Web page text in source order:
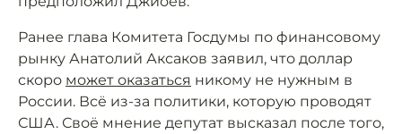
Ранее глава Комитета Госдумы по финансовому
рынку Анатолий Аксаков заявил, что доллар
скоро может оказаться никому не нужным в
России. Всё из-за политики, которую проводят
США. Своё мнение депутат высказал после того,